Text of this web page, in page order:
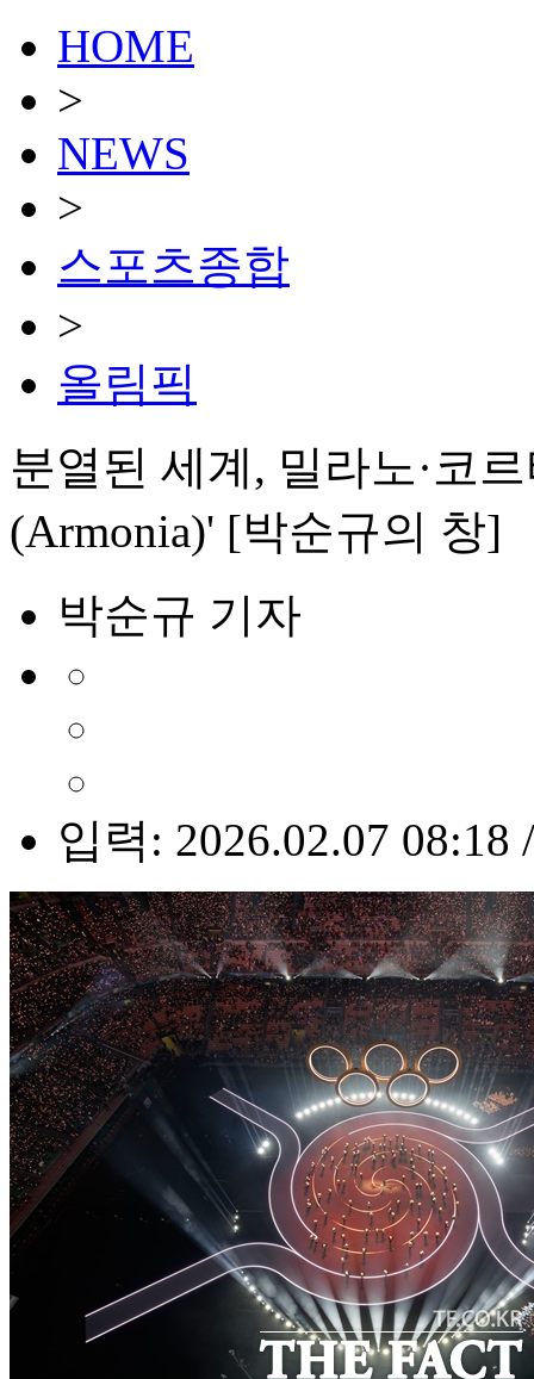
HOME
>
NEWS
>
스포츠종합
>
올림픽
분열된 세계, 밀라노·코
(Armonia)' [박순규의 창]
박순규 기자
입력: 2026.02.07 08:18